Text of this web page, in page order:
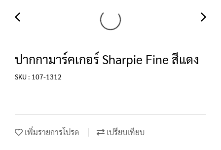
ปากกามาร์คเกอร์ Sharpie Fine สีแดง
SKU : 107-1312
เพิ่มรายการโปรด เปรียบเทียบ